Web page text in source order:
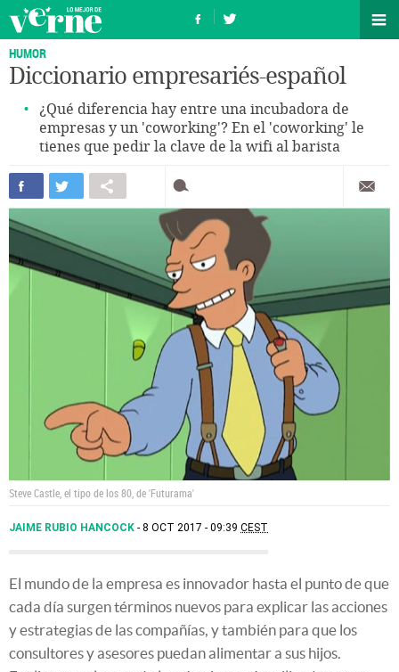
HUMOR
Diccionario empresariés-español
¿Qué diferencia hay entre una incubadora de
empresas y un 'coworking'? En el 'coworking' le
tienes que pedir la clave de la wifi al barista
Steve Castle, el tipo de los 80, de 'Futurama'
JAIME RUBIO HANCOCK 8 OCT 2017 - 09:39 CEST
El mundo de la empresa es innovador hasta el punto de que
cada día surgen términos nuevos para explicar las acciones
y estrategias de las compañías, y también para que los
consultores y asesores puedan alimentar a sus hijos.